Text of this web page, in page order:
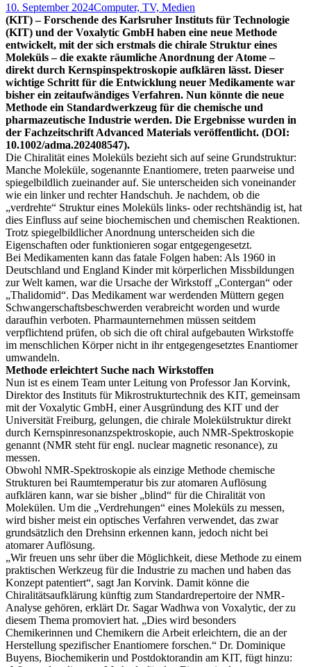
10. September 2024Computer, TV, Medien
(KIT) – Forschende des Karlsruher Instituts für Technologie
(KIT) und der Voxalytic GmbH haben eine neue Methode
entwickelt, mit der sich erstmals die chirale Struktur eines
Moleküls – die exakte räumliche Anordnung der Atome –
direkt durch Kernspinspektroskopie aufklären lässt. Dieser
wichtige Schritt für die Entwicklung neuer Medikamente war
bisher ein zeitaufwändiges Verfahren. Nun könnte die neue
Methode ein Standardwerkzeug für die chemische und
pharmazeutische Industrie werden. Die Ergebnisse wurden in
der Fachzeitschrift Advanced Materials veröffentlicht. (DOI:
10.1002/adma.202408547).
Die Chiralität eines Moleküls bezieht sich auf seine Grundstruktur:
Manche Moleküle, sogenannte Enantiomere, treten paarweise und
spiegelbildlich zueinander auf. Sie unterscheiden sich voneinander
wie ein linker und rechter Handschuh. Je nachdem, ob die
„verdrehte“ Struktur eines Moleküls links- oder rechtshändig ist, hat
dies Einfluss auf seine biochemischen und chemischen Reaktionen.
Trotz spiegelbildlicher Anordnung unterscheiden sich die
Eigenschaften oder funktionieren sogar entgegengesetzt.
Bei Medikamenten kann das fatale Folgen haben: Als 1960 in
Deutschland und England Kinder mit körperlichen Missbildungen
zur Welt kamen, war die Ursache der Wirkstoff „Contergan“ oder
„Thalidomid“. Das Medikament war werdenden Müttern gegen
Schwangerschaftsbeschwerden verabreicht worden und wurde
daraufhin verboten. Pharmaunternehmen müssen seitdem
verpflichtend prüfen, ob sich die oft chiral aufgebauten Wirkstoffe
im menschlichen Körper nicht in ihr entgegengesetztes Enantiomer
umwandeln.
Methode erleichtert Suche nach Wirkstoffen
Nun ist es einem Team unter Leitung von Professor Jan Korvink,
Direktor des Instituts für Mikrostrukturtechnik des KIT, gemeinsam
mit der Voxalytic GmbH, einer Ausgründung des KIT und der
Universität Freiburg, gelungen, die chirale Molekülstruktur direkt
durch Kernspinresonanzspektroskopie, auch NMR-Spektroskopie
genannt (NMR steht für engl. nuclear magnetic resonance), zu
messen.
Obwohl NMR-Spektroskopie als einzige Methode chemische
Strukturen bei Raumtemperatur bis zur atomaren Auflösung
aufklären kann, war sie bisher „blind“ für die Chiralität von
Molekülen. Um die „Verdrehungen“ eines Moleküls zu messen,
wird bisher meist ein optisches Verfahren verwendet, das zwar
grundsätzlich den Drehsinn erkennen kann, jedoch nicht bei
atomarer Auflösung.
„Wir freuen uns sehr über die Möglichkeit, diese Methode zu einem
praktischen Werkzeug für die Industrie zu machen und haben das
Konzept patentiert“, sagt Jan Korvink. Damit könne die
Chiralitätsaufklärung künftig zum Standardrepertoire der NMR-
Analyse gehören, erklärt Dr. Sagar Wadhwa von Voxalytic, der zu
diesem Thema promoviert hat. „Dies wird besonders
Chemikerinnen und Chemikern die Arbeit erleichtern, die an der
Herstellung spezifischer Enantiomere forschen.“ Dr. Dominique
Buyens, Biochemikerin und Postdoktorandin am KIT, fügt hinzu: